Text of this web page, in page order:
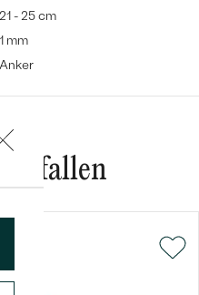
21 - 25 cm
1 mm
Anker
gefallen